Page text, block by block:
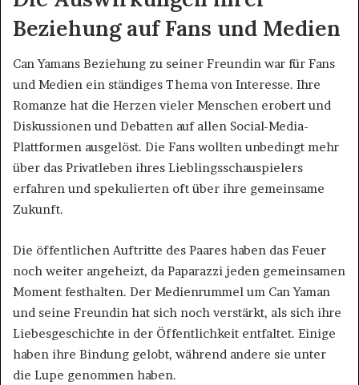
Beziehung auf Fans und Medien
Can Yamans Beziehung zu seiner Freundin war für Fans
und Medien ein ständiges Thema von Interesse. Ihre
Romanze hat die Herzen vieler Menschen erobert und
Diskussionen und Debatten auf allen Social-Media-
Plattformen ausgelöst. Die Fans wollten unbedingt mehr
über das Privatleben ihres Lieblingsschauspielers
erfahren und spekulierten oft über ihre gemeinsame
Zukunft.
Die öffentlichen Auftritte des Paares haben das Feuer
noch weiter angeheizt, da Paparazzi jeden gemeinsamen
Moment festhalten. Der Medienrummel um Can Yaman
und seine Freundin hat sich noch verstärkt, als sich ihre
Liebesgeschichte in der Öffentlichkeit entfaltet. Einige
haben ihre Bindung gelobt, während andere sie unter
die Lupe genommen haben.